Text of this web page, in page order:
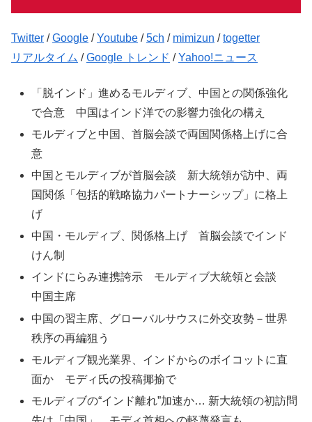
Twitter /Google /Youtube /5ch / mimizun /togetter
リアルタイム /Google トレンド /Yahoo!ニュース
「脱インド」進めるモルディブ、中国との関係強化
で合意 中国はインド洋での影響力強化の構え
モルディブと中国、首脳会談で両国関係格上げに合
意
中国とモルディブが首脳会談 新大統領が訪中、両
国関係「包括的戦略協力パートナーシップ」に格上
げ
中国・モルディブ、関係格上げ 首脳会談でインド
けん制
インドにらみ連携誇示 モルディブ大統領と会談
中国主席
中国の習主席、グローバルサウスに外交攻勢－世界
秩序の再編狙う
モルディブ観光業界、インドからのボイコットに直
面か モディ氏の投稿揶揄で
モルディブの“インド離れ”加速か… 新大統領の初訪問